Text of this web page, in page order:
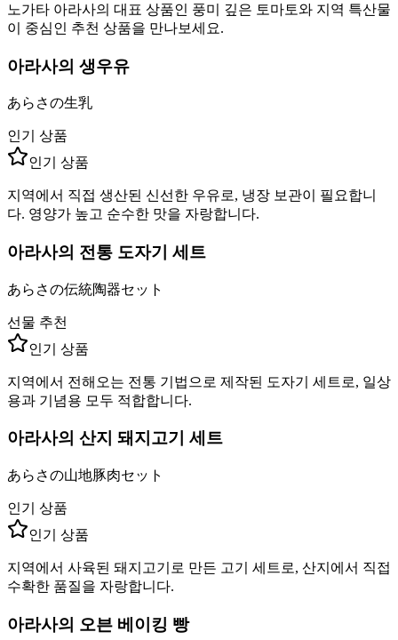
노가타 아라사의 대표 상품인 풍미 깊은 토마토와 지역 특산물
이 중심인 추천 상품을 만나보세요.
아라사의 생우유
あらさの生乳
인기 상품
인기 상품
지역에서 직접 생산된 신선한 우유로, 냉장 보관이 필요합니
다. 영양가 높고 순수한 맛을 자랑합니다.
아라사의 전통 도자기 세트
あらさの伝統陶器セット
선물 추천
인기 상품
지역에서 전해오는 전통 기법으로 제작된 도자기 세트로, 일상
용과 기념용 모두 적합합니다.
아라사의 산지 돼지고기 세트
あらさの山地豚肉セット
인기 상품
인기 상품
지역에서 사육된 돼지고기로 만든 고기 세트로, 산지에서 직접
수확한 품질을 자랑합니다.
아라사의 오븐 베이킹 빵